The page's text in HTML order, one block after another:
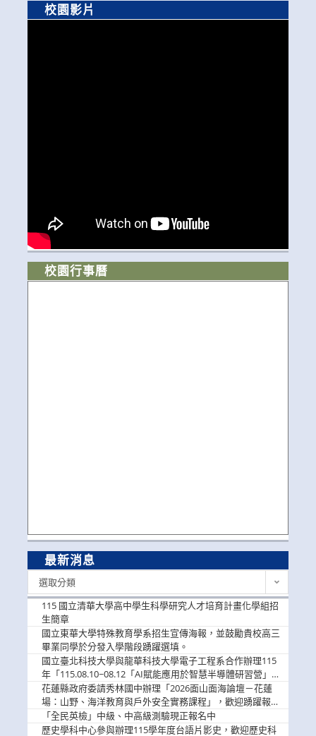
校園影片
校園行事曆
最新消息
選取分類
115 國立清華大學高中學生科學研究人才培育計畫化學組招
生簡章
國立東華大學特殊教育學系招生宣傳海報，並鼓勵貴校高三
畢業同學於分發入學階段踴躍選填。
國立臺北科技大學與龍華科技大學電子工程系合作辦理115
年「115.08.10~08.12「AI賦能應用於智慧半導體研習營」，
歡迎學生踴躍報名參加
花蓮縣政府委請秀林國中辦理「2026面山面海論壇－花蓮
場：山野、海洋教育與戶外安全實務課程」，歡迎踴躍報名
參加
「全民英檢」中級、中高級測驗現正報名中
歷史學科中心參與辦理115學年度台語片影史，歡迎歷史科